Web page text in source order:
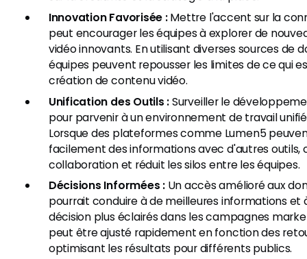
Innovation Favorisée :Mettre l'accent sur la
peut encourager les équipes à explorer de
vidéo innovants. En utilisant diverses sources de
équipes peuvent repousser les limites de ce qui
création de contenu vidéo.
Unification des Outils :Surveiller le
pour parvenir à un environnement de travail
Lorsque des plateformes comme Lumen5
facilement des informations avec d'autres outils,
collaboration et réduit les silos entre les équipes.
Décisions Informées :Un accès amélioré aux
pourrait conduire à de meilleures informations et
décision plus éclairés dans les campagnes
peut être ajusté rapidement en fonction des
optimisant les résultats pour différents publics.